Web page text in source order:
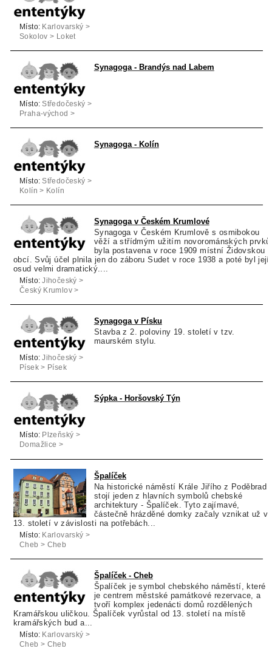
Místo: Karlovarský >
Sokolov > Loket
Synagoga - Brandýs nad Labem
Místo: Středočeský >
Praha-východ >
Synagoga - Kolín
Místo: Středočeský >
Kolín > Kolín
Synagoga v Českém Krumlové
Synagoga v Českém Krumlově s osmibokou
věží a střídmým užitím novorománských prvků
byla postavena v roce 1909 místní Židovskou
obcí. Svůj účel plnila jen do záboru Sudet v roce 1938 a poté byl její
osud velmi dramatický....
Místo: Jihočeský >
Český Krumlov >
Synagoga v Písku
Stavba z 2. poloviny 19. století v tzv.
maurském stylu.
Místo: Jihočeský >
Písek > Písek
Sýpka - Horšovský Týn
Místo: Plzeňský >
Domažlice >
Špalíček
Na historické náměstí Krále Jiřího z Poděbrad
stojí jeden z hlavních symbolů chebské
architektury - Špalíček. Tyto zajímavé,
částečně hrázděné domky začaly vznikat už ve
13. století v závislosti na potřebách...
Místo: Karlovarský >
Cheb > Cheb
Špalíček - Cheb
Špalíček je symbol chebského náměstí, které
je centrem městské památkové rezervace, a
tvoří komplex jedenácti domů rozdělených
Kramářskou uličkou. Špalíček vyrůstal od 13. století na místě
kramářských bud a...
Místo: Karlovarský >
Cheb > Cheb